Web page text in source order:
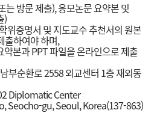
는 방문 제출), 응모논문 요약본 및
)
위증명서 및 지도교수 추천서의 원본
출하여야 하며,
약본과 PPT 파일을 온라인으로 제출
부순환로 2558 외교센터 1층 재외동
Diplomatic Center
Seocho-gu, Seoul, Korea(137-863)